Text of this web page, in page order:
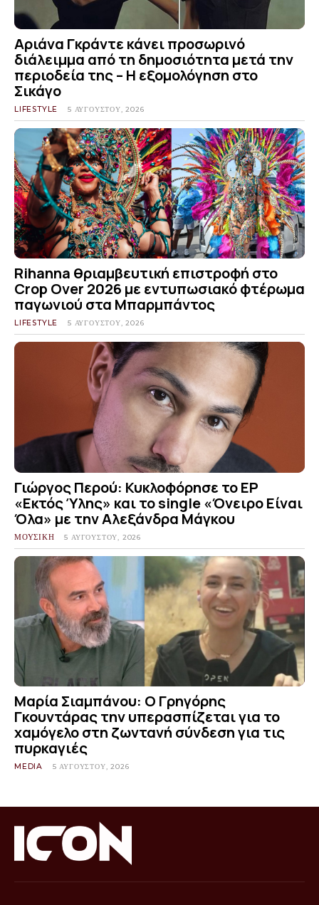
Αριάνα Γκράντε κάνει προσωρινό
διάλειμμα από τη δημοσιότητα μετά την
περιοδεία της – Η εξομολόγηση στο
Σικάγο
LIFESTYLE 5 ΑΥΓΟΎΣΤΟΥ, 2026
Rihanna θριαμβευτική επιστροφή στο
Crop Over 2026 με εντυπωσιακό φτέρωμα
παγωνιού στα Μπαρμπάντος
LIFESTYLE 5 ΑΥΓΟΎΣΤΟΥ, 2026
Γιώργος Περού: Κυκλοφόρησε το EP
«Εκτός Ύλης» και το single «Όνειρο Είναι
Όλα» με την Αλεξάνδρα Μάγκου
ΜΟΥΣΙΚΗ 5 ΑΥΓΟΎΣΤΟΥ, 2026
Μαρία Σιαμπάνου: Ο Γρηγόρης
Γκουντάρας την υπερασπίζεται για το
χαμόγελο στη ζωντανή σύνδεση για τις
πυρκαγιές
MEDIA 5 ΑΥΓΟΎΣΤΟΥ, 2026